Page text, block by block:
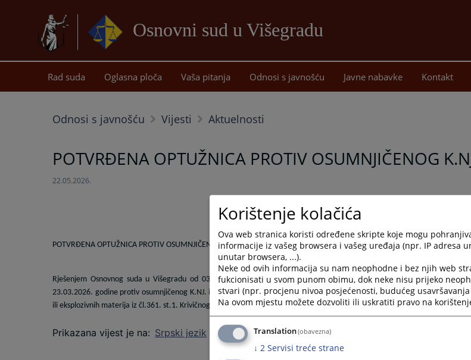
Osnovni sud u Višegradu
sadržaj
Rad suda Oglasna ploča Vaša pitanja Odnosi s javnošću Javne nabavke Kontakt
Odnosi s javnošću Vijesti Aktuelnosti
POTVRĐENA OPTUŽNICA PROTIV OSUMNJIČENOG
22.05.2026.
POTVRĐENA OPTUŽNICA PROTIV OSUMNJIČENOG K.NJ. IZ R.
Rješenjem Osnovnog suda u Višegradu od 03.04.2026.godine, potvrđena je optužnica Okružnog javnog tužilaštva u
23.03.2026. godineprotiv osumnjičenog K.NJ. iz R. zbog osnovane sumnje da je počinio krivično djeloNedozvoljena
ili eksplozivnih materija iz čl.361. st.1. Krivičnog zakonika Republike Srpske.
Prikazana vijest je na: Srpski jezik
Korištenje kolačića
Ova web stranica koristi određene skripte koje mogu
informacije iz vašeg browsera i vašeg uređaja (npr. IP adresa
unutar browsera, ...).
Neke od ovih informacija su nam neophodne i bez njih web
fukcionisati u svom punom obimu, dok neke nisu prijeko
stvari (npr. procjenu nivoa posjećenosti, budućeg
Na ovom mjestu možete dozvoliti ili uskratiti pravo na
Translation(obavezna)
↓ 2 Servisi treće strane